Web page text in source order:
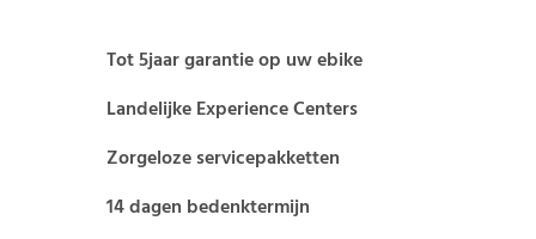
Tot 5jaar garantie op uw ebike
Landelijke Experience Centers
Zorgeloze servicepakketten
14 dagen bedenktermijn